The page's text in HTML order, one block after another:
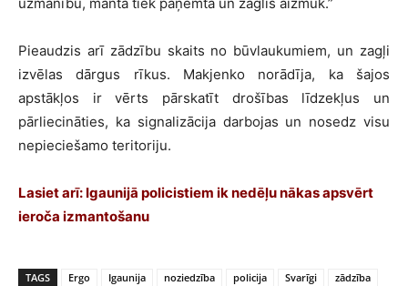
Pieaudzis arī zādzību skaits no būvlaukumiem, un zagļi
izvēlas dārgus rīkus. Makjenko norādīja, ka šajos
apstākļos ir vērts pārskatīt drošības līdzekļus un
pārliecināties, ka signalizācija darbojas un nosedz visu
nepieciešamo teritoriju.
Lasiet arī: Igaunijā policistiem ik nedēļu nākas apsvērt
ieroča izmantošanu
TAGS Ergo Igaunija noziedzība policija Svarīgi zādzība